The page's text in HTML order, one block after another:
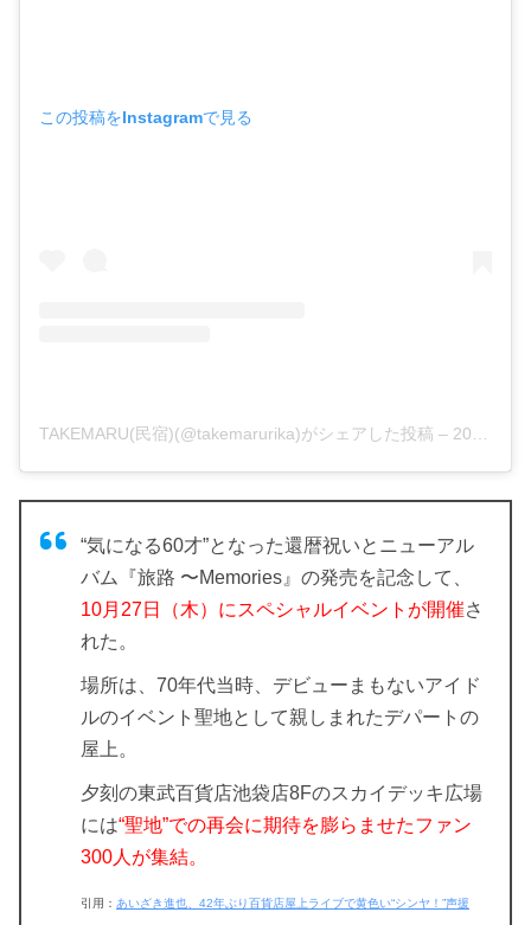
この投稿をInstagramで見る
TAKEMARU(民宿)(@takemarurika)がシェアした投稿 – 2019年 2月月22日午前2時47分PST
“気になる60才”となった還暦祝いとニューアル
バム『旅路 〜Memories』の発売を記念して、
10月27日（木）にスペシャルイベントが開催さ
れた。
場所は、70年代当時、デビューまもないアイド
ルのイベント聖地として親しまれたデパートの
屋上。
夕刻の東武百貨店池袋店8Fのスカイデッキ広場
には“聖地”での再会に期待を膨らませたファン
300人が集結。
引用： あいざき進也、42年ぶり百貨店屋上ライブで黄色い“シンヤ！”声援